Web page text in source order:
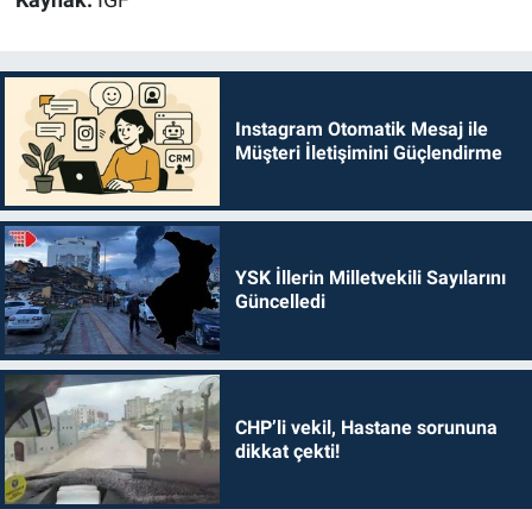
Instagram Otomatik Mesaj ile
Müşteri İletişimini Güçlendirme
YSK İllerin Milletvekili Sayılarını
Güncelledi
CHP’li vekil, Hastane sorununa
dikkat çekti!